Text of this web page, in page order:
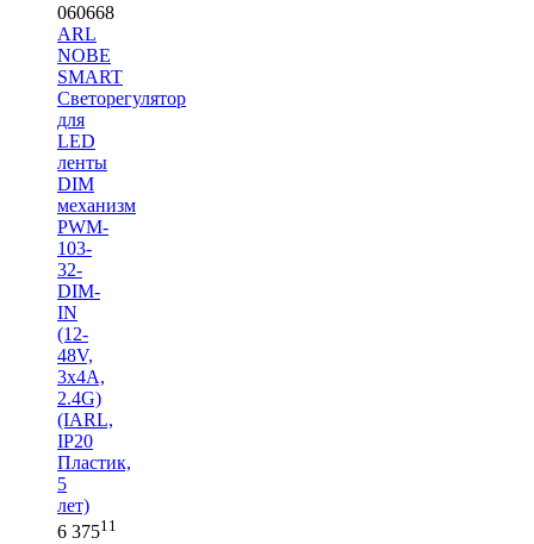
060668
ARL
NOBE
SMART
Светорегулятор
для
LED
ленты
DIM
механизм
PWM-
103-
32-
DIM-
IN
(12-
48V,
3х4A,
2.4G)
(IARL,
IP20
Пластик,
5
лет)
6 37511